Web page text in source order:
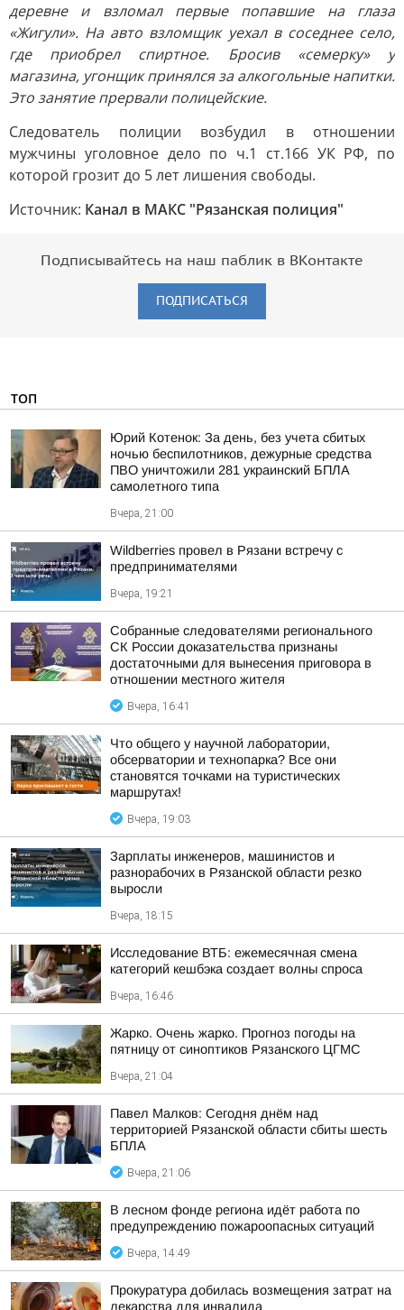
деревне и взломал первые попавшие на глаза
«Жигули». На авто взломщик уехал в соседнее село,
где приобрел спиртное. Бросив «семерку» у
магазина, угонщик принялся за алкогольные напитки.
Это занятие прервали полицейские.
Следователь полиции возбудил в отношении
мужчины уголовное дело по ч.1 ст.166 УК РФ, по
которой грозит до 5 лет лишения свободы.
Источник: Канал в МАКС "Рязанская полиция"
Подписывайтесь на наш паблик в ВКонтакте
ПОДПИСАТЬСЯ
ТОП
Юрий Котенок: За день, без учета сбитых
ночью беспилотников, дежурные средства
ПВО уничтожили 281 украинский БПЛА
самолетного типа
Вчера, 21:00
Wildberries провел в Рязани встречу с
предпринимателями
Вчера, 19:21
Собранные следователями регионального
СК России доказательства признаны
достаточными для вынесения приговора в
отношении местного жителя
Вчера, 16:41
Что общего у научной лаборатории,
обсерватории и технопарка? Все они
становятся точками на туристических
маршрутах!
Вчера, 19:03
Зарплаты инженеров, машинистов и
разнорабочих в Рязанской области резко
выросли
Вчера, 18:15
Исследование ВТБ: ежемесячная смена
категорий кешбэка создает волны спроса
Вчера, 16:46
Жарко. Очень жарко. Прогноз погоды на
пятницу от синоптиков Рязанского ЦГМС
Вчера, 21:04
Павел Малков: Сегодня днём над
территорией Рязанской области сбиты шесть
БПЛА
Вчера, 21:06
В лесном фонде региона идёт работа по
предупреждению пожароопасных ситуаций
Вчера, 14:49
Прокуратура добилась возмещения затрат на
лекарства для инвалида